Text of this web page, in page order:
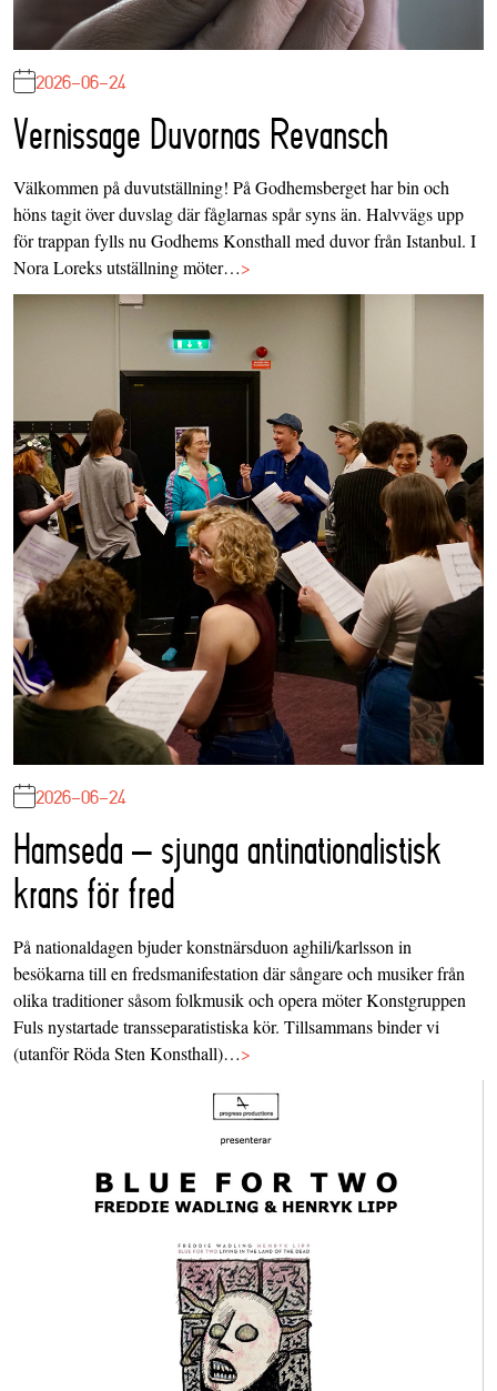
2026-06-24
Vernissage Duvornas Revansch
Välkommen på duvutställning! På Godhemsberget har bin och
höns tagit över duvslag där fåglarnas spår syns än. Halvvägs upp
för trappan fylls nu Godhems Konsthall med duvor från Istanbul. I
Nora Loreks utställning möter…>
2026-06-24
Hamseda – sjunga antinationalistisk
krans för fred
På nationaldagen bjuder konstnärsduon aghili/karlsson in
besökarna till en fredsmanifestation där sångare och musiker från
olika traditioner såsom folkmusik och opera möter Konstgruppen
Fuls nystartade transseparatistiska kör. Tillsammans binder vi
(utanför Röda Sten Konsthall)…>